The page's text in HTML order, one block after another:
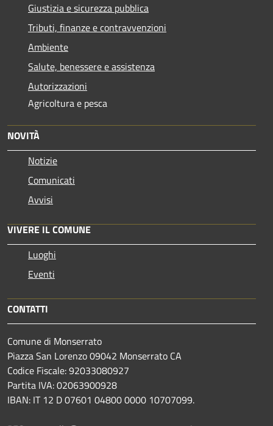
Giustizia e sicurezza pubblica
Tributi, finanze e contravvenzioni
Ambiente
Salute, benessere e assistenza
Autorizzazioni
Agricoltura e pesca
NOVITÀ
Notizie
Comunicati
Avvisi
VIVERE IL COMUNE
Luoghi
Eventi
CONTATTI
Comune di Monserrato
Piazza San Lorenzo 09042 Monserrato CA
Codice Fiscale: 92033080927
Partita IVA: 02063900928
IBAN: IT 12 D 07601 04800 0000 10707099.